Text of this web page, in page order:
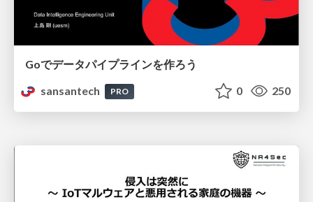
Goでデータパイプラインを作ろう
sansantech
PRO 0 250